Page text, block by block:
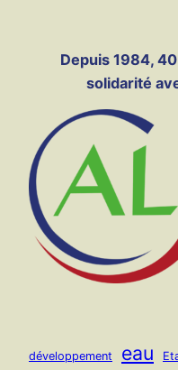
contenuDepuis 1984,
solidarité
développement eau